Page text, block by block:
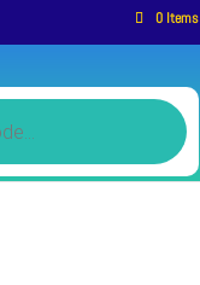
0 Items